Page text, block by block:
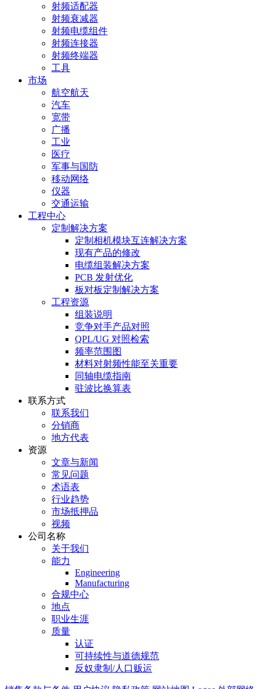
射频适配器
射频衰减器
射频电缆组件
射频连接器
射频终端器
工具
市场
航空航天
汽车
宽带
广播
工业
医疗
军事与国防
移动网络
仪器
交通运输
工程中心
定制解决方案
定制相机模块互连解决方案
现有产品的修改
电缆组装解决方案
PCB 发射优化
板对板定制解决方案
工程资源
组装说明
竞争对手产品对照
QPL/UG 对照检索
频率范围图
材料对射频性能至关重要
同轴电缆指南
驻波比换算表
联系方式
联系我们
分销商
地方代表
资源
文章与新闻
常见问题
术语表
行业趋势
市场抵押品
视频
公司名称
关于我们
能力
Engineering
Manufacturing
合规中心
地点
职业生涯
质量
认证
可持续性与道德规范
反奴隶制/人口贩运